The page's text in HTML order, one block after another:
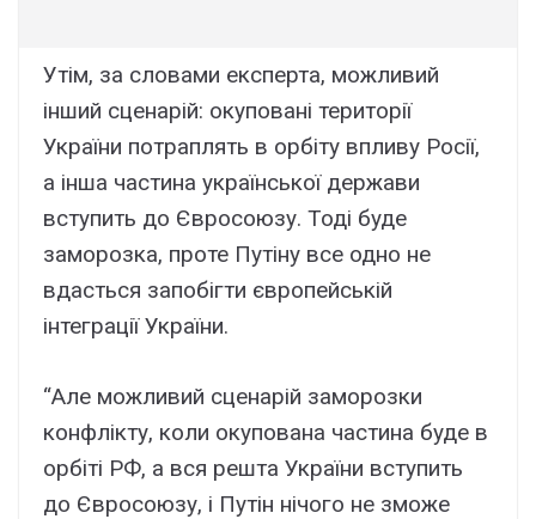
Утім, за словами експерта, можливий
інший сценарій: окуповані території
України потраплять в орбіту впливу Росії,
а інша частина української держави
вступить до Євросоюзу. Тоді буде
заморозка, проте Путіну все одно не
вдасться запобігти європейській
інтеграції України.
“Але можливий сценарій заморозки
конфлікту, коли окупована частина буде в
орбіті РФ, а вся решта України вступить
до Євросоюзу, і Путін нічого не зможе